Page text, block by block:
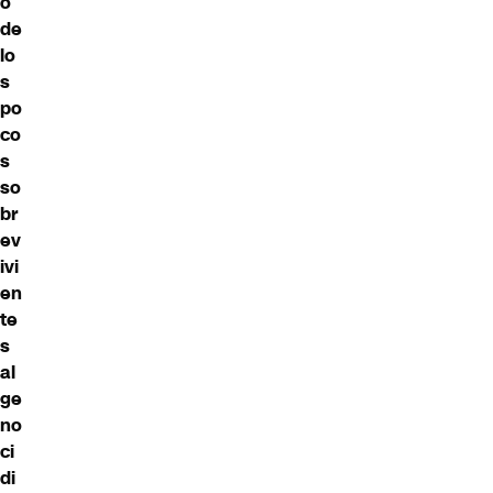
de
lo
s
po
co
s
so
br
ev
ivi
en
te
s
al
ge
no
ci
di